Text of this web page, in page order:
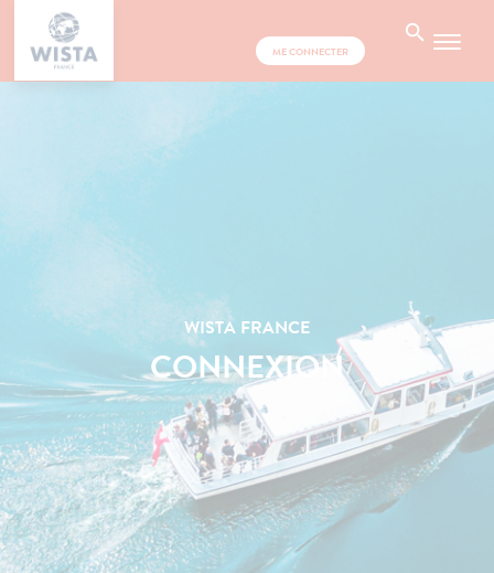
ME CONNECTER
WISTA FRANCE
CONNEXION